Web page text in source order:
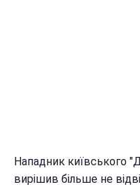
Нападник київського
вирішив більше не